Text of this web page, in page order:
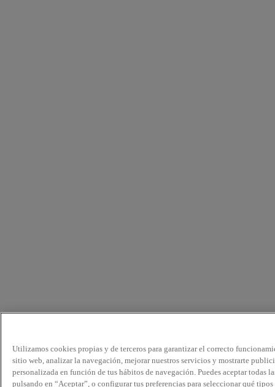
Utilizamos cookies propias y de terceros para garantizar el correcto
sitio web, analizar la navegación, mejorar nuestros servicios y mostrarte
personalizada en función de tus hábitos de navegación. Puedes aceptar todas
pulsando en “Aceptar”, o configurar tus preferencias para seleccionar qué tipos